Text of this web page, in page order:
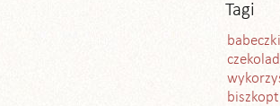
Tagi
babeczki
biszkopt